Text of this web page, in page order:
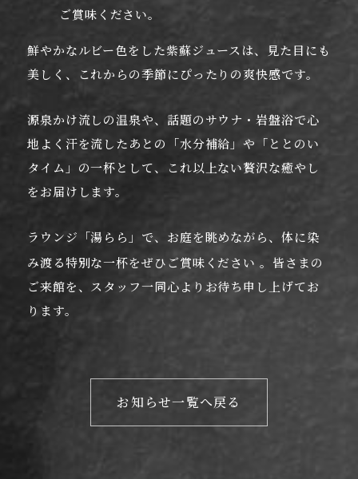
ご賞味ください。
鮮やかなルビー色をした紫蘇ジュースは、見た目にも
美しく、これからの季節にぴったりの爽快感です。
源泉かけ流しの温泉や、話題のサウナ・岩盤浴で心
地よく汗を流したあとの「水分補給」や「ととのい
タイム」の一杯として、これ以上ない贅沢な癒やし
をお届けします。
ラウンジ「湯らら」で、お庭を眺めながら、体に染
み渡る特別な一杯をぜひご賞味ください。皆さまの
ご来館を、スタッフ一同心よりお待ち申し上げてお
ります。
お知らせ一覧へ戻る